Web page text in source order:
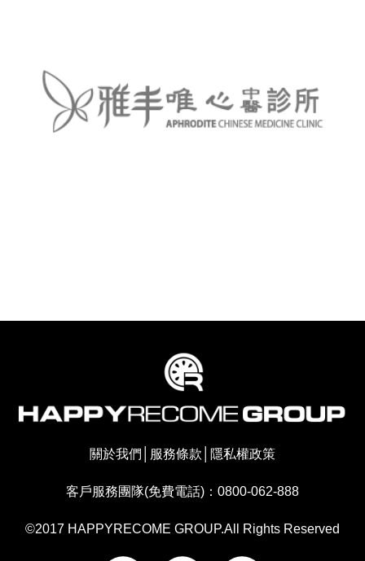
關於我們 服務條款 隱私權政策
客戶服務團隊(免費電話)：0800-062-888
©2017 HAPPYRECOME GROUP.All Rights Reserved